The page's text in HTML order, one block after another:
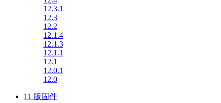
12.3.1
12.3
12.2
12.1.4
12.1.3
12.1.1
12.1
12.0.1
12.0
11 版固件